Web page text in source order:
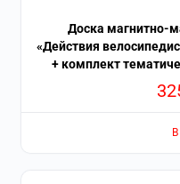
Доска магнитно-
«Действия
+ комплект